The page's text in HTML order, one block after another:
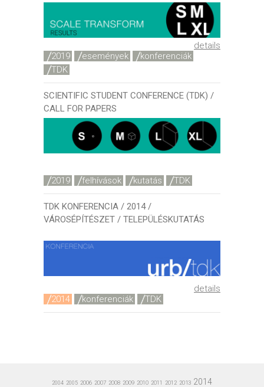
details
2019
események
konferenciák
TDK
SCIENTIFIC STUDENT CONFERENCE (TDK) /
CALL FOR PAPERS
details
2019 felhívások kutatás TDK
TDK KONFERENCIA / 2014 /
VÁROSÉPÍTÉSZET / TELEPÜLÉSKUTATÁS
details
2014
konferenciák TDK
2004 2005 2006 2007 2008 2009 2010 2011 2012 2013 2014